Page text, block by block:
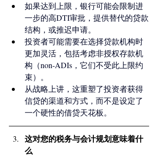
如果达到上限，银行可能会限制进
一步的高DTI审批，提供替代的贷款
结构，或推迟申请。
投资者可能需要在选择贷款机构时
更加灵活，包括考虑非授权存款机
构（non-ADIs，它们不受此上限约
束）。
从战略上讲，这重塑了投资者获得
信贷的渠道和方式，而不是设定了
一个硬性的借贷天花板。
这对您的税务与会计规划意味着什
么